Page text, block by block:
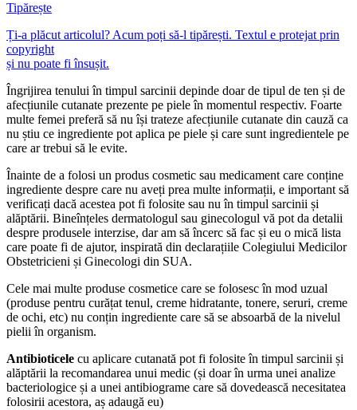
Tipărește
Ți-a plăcut articolul? Acum poți să-l tipărești. Textul e protejat prin
copyright
și nu poate fi însușit.
Îngrijirea tenului în timpul sarcinii depinde doar de tipul de ten și de
afecțiunile cutanate prezente pe piele în momentul respectiv. Foarte
multe femei preferă să nu își trateze afecțiunile cutanate din cauză ca
nu știu ce ingrediente pot aplica pe piele și care sunt ingredientele pe
care ar trebui să le evite.
Înainte de a folosi un produs cosmetic sau medicament care conține
ingrediente despre care nu aveți prea multe informații, e important să
verificați dacă acestea pot fi folosite sau nu în timpul sarcinii și
alăptării. Bineînțeles dermatologul sau ginecologul vă pot da detalii
despre produsele interzise, dar am să încerc să fac și eu o mică lista
care poate fi de ajutor, inspirată din declarațiile Colegiului Medicilor
Obstetricieni și Ginecologi din SUA.
Cele mai multe produse cosmetice care se folosesc în mod uzual
(produse pentru curățat tenul, creme hidratante, tonere, seruri, creme
de ochi, etc) nu conțin ingrediente care să se absoarbă de la nivelul
pielii în organism.
Antibioticele cu aplicare cutanată pot fi folosite în timpul sarcinii și
alăptării la recomandarea unui medic (și doar în urma unei analize
bacteriologice și a unei antibiograme care să dovedească necesitatea
folosirii acestora, aș adaugă eu)